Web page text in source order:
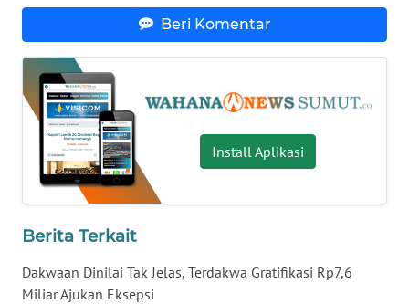
Beri Komentar
Install Aplikasi
Berita Terkait
Dakwaan Dinilai Tak Jelas, Terdakwa Gratifikasi Rp7,6
Miliar Ajukan Eksepsi
KALBAR
WN
KALTENG
WN
WN
KALSEL